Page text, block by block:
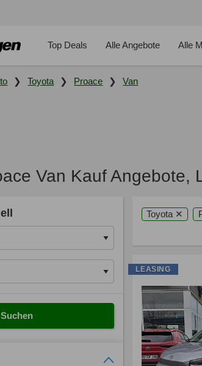
Top Deals Alle Angebote Alle
Toyota Proace Van
Van Kauf Angebote,
Suchen
Toyota ✕
LEASING